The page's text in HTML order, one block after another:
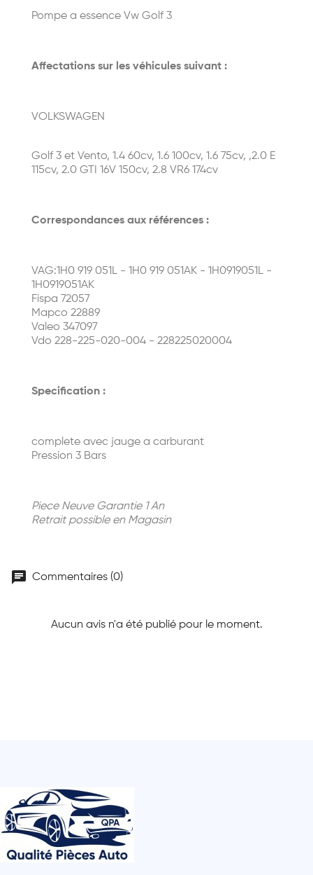
Pompe a essence Vw Golf 3
Affectations sur les véhicules suivant :
VOLKSWAGEN
Golf 3 et Vento, 1.4 60cv, 1.6 100cv, 1.6 75cv, ,2.0 E
115cv, 2.0 GTI 16V 150cv, 2.8 VR6 174cv
Correspondances aux références :
VAG:1H0 919 051L - 1H0 919 051AK - 1H0919051L -
1H0919051AK
Fispa 72057
Mapco 22889
Valeo 347097
Vdo 228-225-020-004 - 228225020004
Specification :
complete avec jauge a carburant
Pression 3 Bars
Piece Neuve Garantie 1 An
Retrait possible en Magasin
chat Commentaires (0)
Aucun avis n'a été publié pour le moment.